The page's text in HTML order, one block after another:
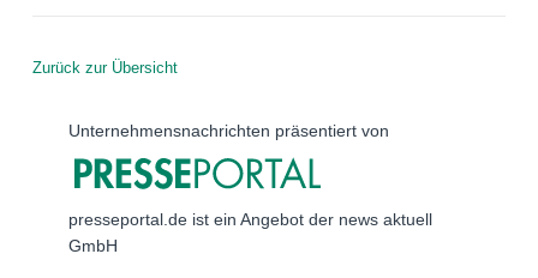
Zurück zur Übersicht
Unternehmensnachrichten präsentiert von
presseportal.de ist ein Angebot der news aktuell
GmbH